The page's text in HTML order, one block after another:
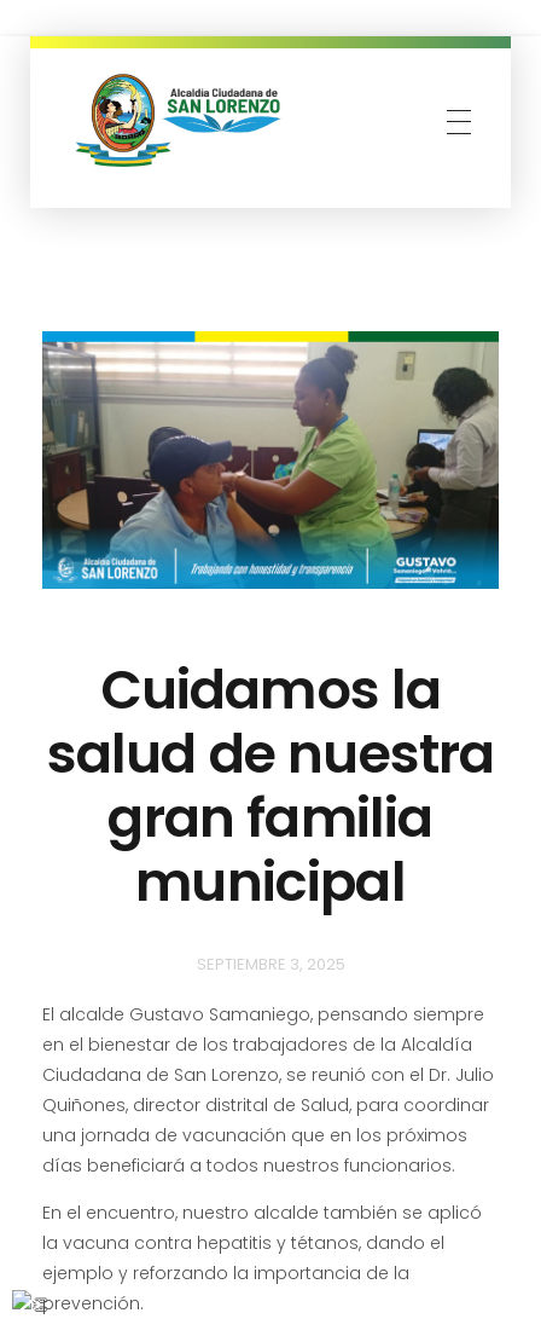
Cuidamos la
salud de nuestra
gran familia
municipal
SEPTIEMBRE 3, 2025
El alcalde Gustavo Samaniego, pensando siempre
en el bienestar de los trabajadores de la Alcaldía
Ciudadana de San Lorenzo, se reunió con el Dr. Julio
Quiñones, director distrital de Salud, para coordinar
una jornada de vacunación que en los próximos
días beneficiará a todos nuestros funcionarios.
En el encuentro, nuestro alcalde también se aplicó
la vacuna contra hepatitis y tétanos, dando el
ejemplo y reforzando la importancia de la
prevención.